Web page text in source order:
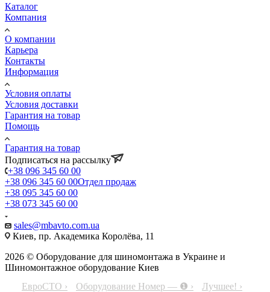
Каталог
Компания
О компании
Карьера
Контакты
Информация
Условия оплаты
Условия доставки
Гарантия на товар
Помощь
Гарантия на товар
Подписаться на рассылку
+38 096 345 60 00
+38 096 345 60 00Отдел продаж
+38 095 345 60 00
+38 073 345 60 00
sales@mbavto.com.ua
Киев, пр. Академика Королёва, 11
2026 © Оборудование для шиномонтажа в Украине и
Шиномонтажное оборудование Киев
ЕвроСТО ›
Оборудование Номер — ❶ › Лучшее! ›